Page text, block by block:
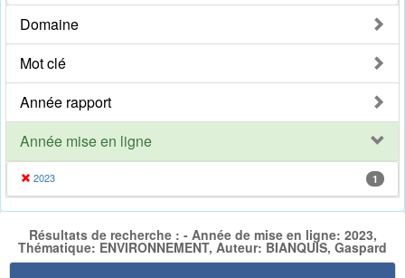
Domaine
Mot clé
Année rapport
Année mise en ligne
2023 1
Résultats de recherche : - Année de mise en ligne: 2023,
Thématique: ENVIRONNEMENT, Auteur: BIANQUIS, Gaspard